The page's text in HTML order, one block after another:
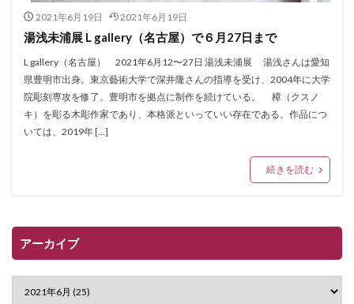
2021年6月19日 2021年6月19日
湯浅未浦展 L gallery（名古屋）で６月27日まで
L gallery（名古屋） 2021年6月12〜27日 湯浅未浦展 湯浅さんは愛知
県豊明市出身。東京藝術大学で深井隆さんの指導を受け、2004年に大学
院彫刻専攻を修了。豊明市を拠点に制作を続けている。 樟（クスノ
キ）を彫る木彫作家であり、本格派といっていい存在である。作品につ
いては、2019年 […]
続きを読む
アーカイブ